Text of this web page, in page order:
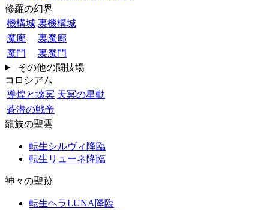
修羅の幻界
機構城 裏機構城
魔廊
裏魔廊
魔門
裏魔門
その他の闘技場
コロシアム
導煌と壊冥 天冥の星動
蒼潜の戦帝
龍族の聖雲
転生シルヴィ降臨
転生リューネ降臨
神々の聖跡
転生ヘラLUNA降臨